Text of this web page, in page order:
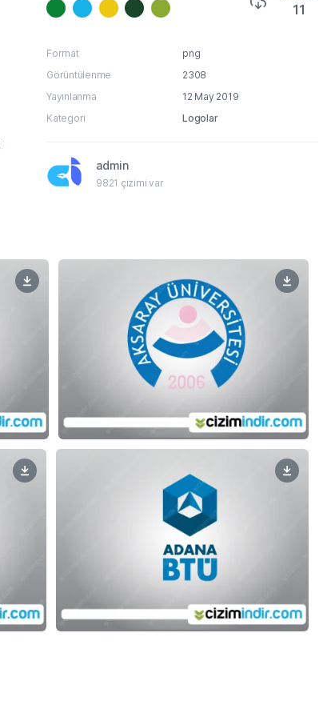
11
Format
png
Görüntülenme
2308
Yayınlanma
12 May 2019
Kategori
Logolar
admin
9821 çizimi var